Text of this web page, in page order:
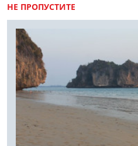
НЕ ПРОПУСТИТЕ